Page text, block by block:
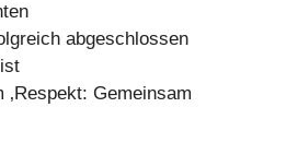
abgeschlossen
Gemeinsam